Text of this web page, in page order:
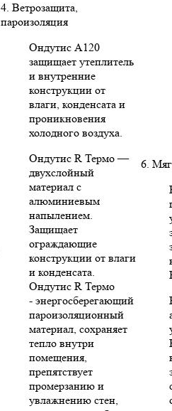
4. Ветрозащита,
пароизоляция
Ондутис А120
защищает утеплитель
и внутренние
конструкции от
влаги, конденсата и
проникновения
холодного воздуха.
Ондутис R Термо —
двухслойный
материал с
алюминиевым
напылением.
Защищает
ограждающие
конструкции от влаги
и конденсата.
Ондутис R Термо
- энергосберегающий
пароизоляционный
материал, сохраняет
тепло внутри
помещения,
препятствует
промерзанию и
увлажнению стен,
6.